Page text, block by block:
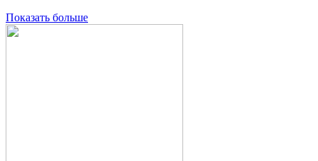
Показать больше